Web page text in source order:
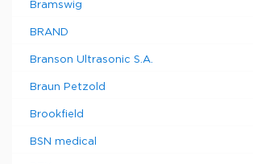
Bramswig
BRAND
Branson Ultrasonic S.A.
Braun Petzold
Brookfield
BSN medical